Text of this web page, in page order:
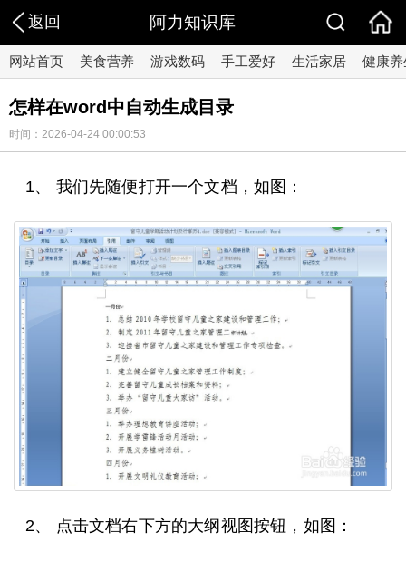
返回 阿力知识库
网站首页 美食营养 游戏数码 手工爱好 生活家居 健康养
怎样在word中自动生成目录
时间：2026-04-24 00:00:53
1、 我们先随便打开一个文档，如图：
2、 点击文档右下方的大纲视图按钮，如图：